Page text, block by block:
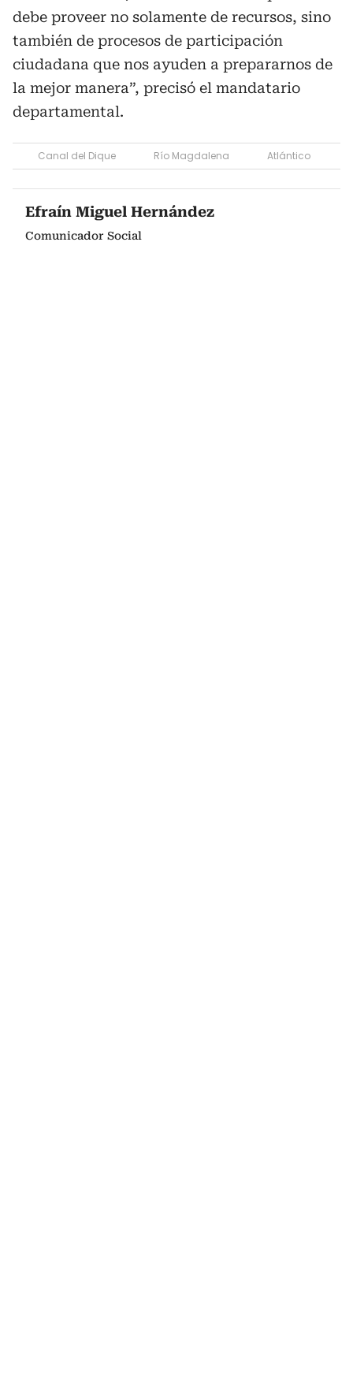
debe proveer no solamente de recursos, sino
también de procesos de participación
ciudadana que nos ayuden a prepararnos de
la mejor manera”, precisó el mandatario
departamental.
Canal del Dique Río Magdalena Atlántico
Efraín Miguel Hernández
Comunicador Social